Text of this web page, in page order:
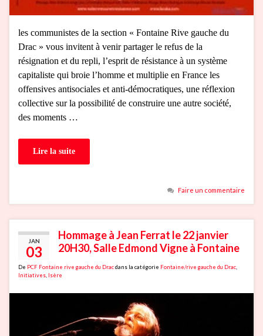
les communistes de la section « Fontaine Rive gauche du
Drac » vous invitent à venir partager le refus de la
résignation et du repli, l’esprit de résistance à un système
capitaliste qui broie l’homme et multiplie en France les
offensives antisociales et anti-démocratiques, une réflexion
collective sur la possibilité de construire une autre société,
des moments …
Lire la suite
Faire un commentaire
JAN
03
Hommage à Jean Ferrat le 22 janvier
20H30, Salle Edmond Vigne à Fontaine
De PCF Fontaine rive gauche du Dracdans la catégorie Fontaine/rive gauche du Drac
Initiatives Isère